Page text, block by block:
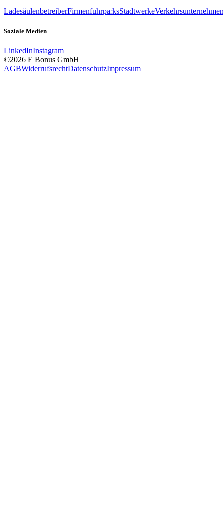
LadesäulenbetreiberFirmenfuhrparksStadtwerkeVerkehrsunternehmen
Soziale Medien
LinkedInInstagram
©2026 E Bonus GmbH
AGBWiderrufsrechtDatenschutzImpressum